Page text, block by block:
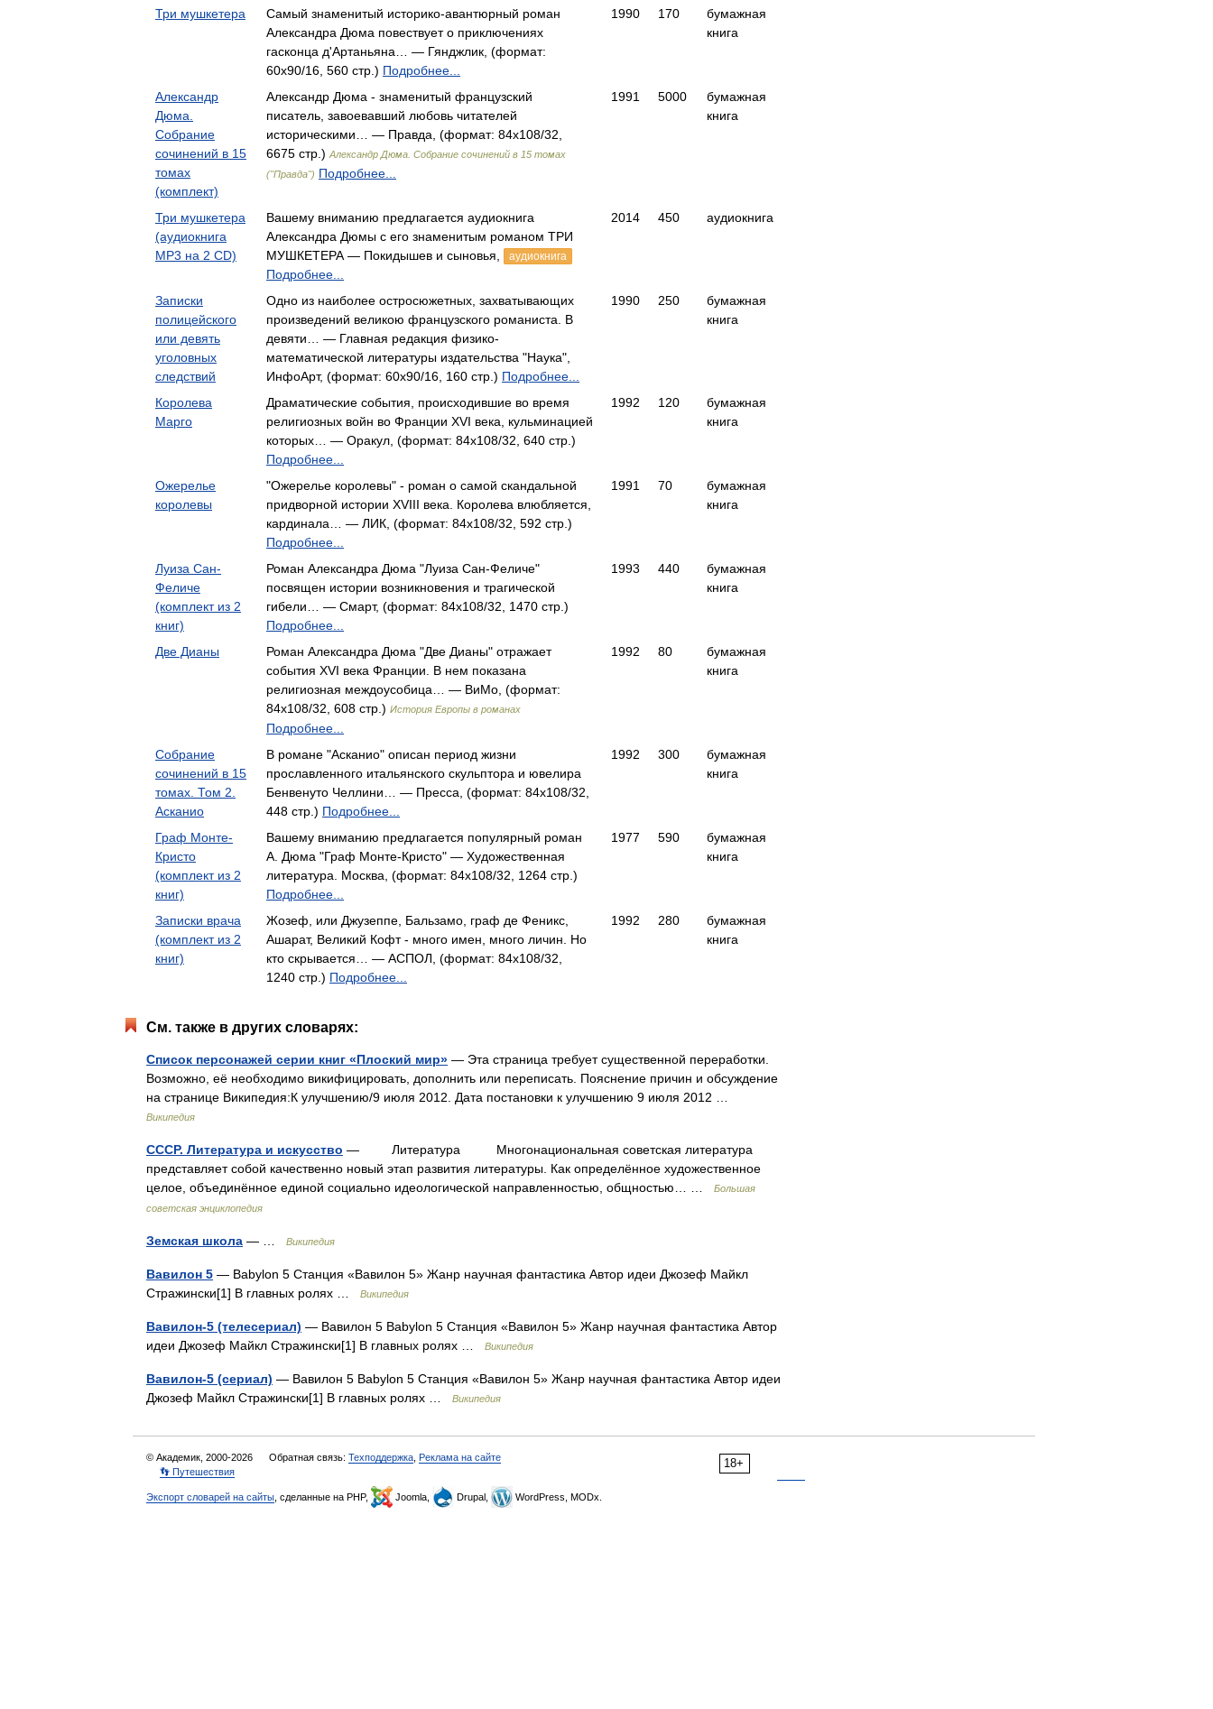
Три мушкетера
Самый знаменитый историко-авантюрный роман
Александра Дюма повествует о приключениях
гасконца д'Артаньяна… — Гянджлик, (формат:
60x90/16, 560 стр.) Подробнее...
1990 170
бумажная
книга
Александр
Дюма.
Собрание
сочинений в 15
томах
(комплект)
Александр Дюма - знаменитый французский
писатель, завоевавший любовь читателей
историческими… — Правда, (формат: 84x108/32,
6675 стр.) Александр Дюма. Собрание сочинений в 15 томах
("Правда") Подробнее...
1991 5000
бумажная
книга
Три мушкетера
(аудиокнига
MP3 на 2 CD)
Вашему вниманию предлагается аудиокнига
Александра Дюмы с его знаменитым романом ТРИ
МУШКЕТЕРА — Покидышев и сыновья,
аудиокнига
Подробнее...
2014 450 аудиокнига
Записки
полицейского
или девять
уголовных
следствий
Одно из наиболее остросюжетных, захватывающих
произведений великою французского романиста. В
девяти… — Главная редакция физико-
математической литературы издательства "Наука",
ИнфоАрт, (формат: 60x90/16, 160 стр.) Подробнее...
1990 250
бумажная
книга
Королева
Марго
Драматические события, происходившие во время
религиозных войн во Франции XVI века, кульминацией
которых… — Оракул, (формат: 84x108/32, 640 стр.)
Подробнее...
1992 120
бумажная
книга
Ожерелье
королевы
"Ожерелье королевы" - роман о самой скандальной
придворной истории XVIII века. Королева влюбляется,
кардинала… — ЛИК, (формат: 84x108/32, 592 стр.)
Подробнее...
1991 70
бумажная
книга
Луиза Сан-
Феличе
(комплект из 2
книг)
Роман Александра Дюма "Луиза Сан-Феличе"
посвящен истории возникновения и трагической
гибели… — Смарт, (формат: 84x108/32, 1470 стр.)
Подробнее...
1993 440
бумажная
книга
Две Дианы
Роман Александра Дюма "Две Дианы" отражает
события XVI века Франции. В нем показана
религиозная междоусобица… — ВиМо, (формат:
84x108/32, 608 стр.) История Европы в романах
Подробнее...
1992 80
бумажная
книга
Собрание
сочинений в 15
томах. Том 2.
Асканио
В романе "Асканио" описан период жизни
прославленного итальянского скульптора и ювелира
Бенвенуто Челлини… — Пресса, (формат: 84x108/32,
448 стр.) Подробнее...
1992 300
бумажная
книга
Граф Монте-
Кристо
(комплект из 2
книг)
Вашему вниманию предлагается популярный роман
А. Дюма "Граф Монте-Кристо" — Художественная
литература. Москва, (формат: 84x108/32, 1264 стр.)
Подробнее...
1977 590
бумажная
книга
Записки врача
(комплект из 2
книг)
Жозеф, или Джузеппе, Бальзамо, граф де Феникс,
Ашарат, Великий Кофт - много имен, много личин. Но
кто скрывается… — АСПОЛ, (формат: 84x108/32,
1240 стр.) Подробнее...
1992 280
бумажная
книга
См. также в других словарях:
Список персонажей серии книг «Плоский мир» — Эта страница требует существенной переработки.
Возможно, её необходимо викифицировать, дополнить или переписать. Пояснение причин и обсуждение
на странице Википедия:К улучшению/9 июля 2012. Дата постановки к улучшению 9 июля 2012 …
Википедия
СССР. Литература и искусство — Литература Многонациональная советская литература
представляет собой качественно новый этап развития литературы. Как определённое художественное
целое, объединённое единой социально идеологической направленностью, общностью… …
Большая
советская энциклопедия
Земская школа — … Википедия
Вавилон 5 — Babylon 5 Станция «Вавилон 5» Жанр научная фантастика Автор идеи Джозеф Майкл
Стражински[1] В главных ролях …
Википедия
Вавилон-5 (телесериал) — Вавилон 5 Babylon 5 Станция «Вавилон 5» Жанр научная фантастика Автор
идеи Джозеф Майкл Стражински[1] В главных ролях …
Википедия
Вавилон-5 (сериал) — Вавилон 5 Babylon 5 Станция «Вавилон 5» Жанр научная фантастика Автор идеи
Джозеф Майкл Стражински[1] В главных ролях …
Википедия
18+
© Академик, 2000-2026 Обратная связь: Техподдержка Реклама на сайте
👣 Путешествия
Экспорт словарей на сайты , сделанные на PHP, Joomla, Drupal, WordPress, MODx.